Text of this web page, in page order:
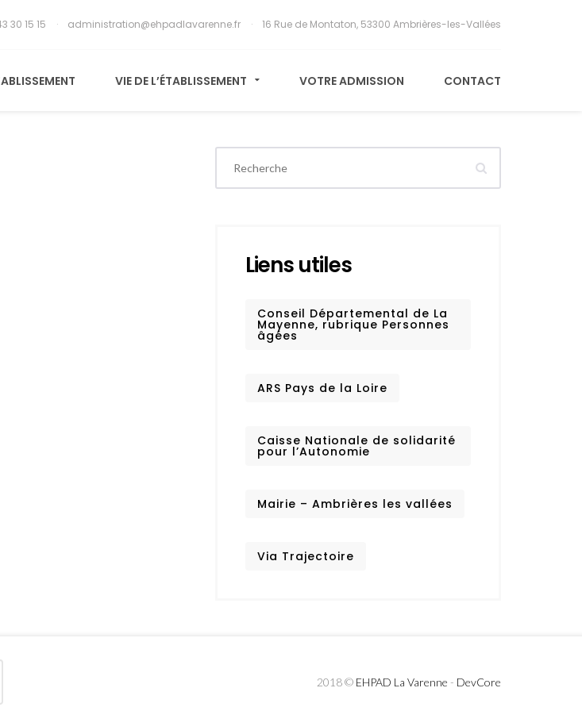
30 15 15 administration@ehpadlavarenne.fr 16 Rue de Montaton, 53300 Ambrières-les-Vallées
VIE DE L’ÉTABLISSEMENT VOTRE ADMISSION CONTACT
Liens utiles
Conseil Départemental de La
Mayenne, rubrique Personnes
âgées
ARS Pays de la Loire
Caisse Nationale de solidarité
pour l’Autonomie
Mairie – Ambrières les vallées
Via Trajectoire
2018 © EHPAD La Varenne - DevCore